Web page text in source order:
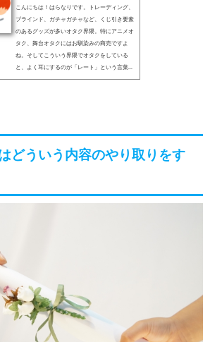
こんにちは！はらなりです。トレーディング、
ブラインド、ガチャガチャなど、くじ引き要素
のあるグッズが多いオタク界隈。特にアニメオ
タク、舞台オタクにはお馴染みの商売ですよ
ね。そしてこういう界隈でオタクをしている
と、よく耳にするのが「レート」という言葉...
どういう内容のやり取りをす